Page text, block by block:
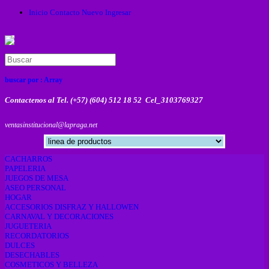
Inicio Contacto Nuevo Ingresar
buscar por : Array
Contactenos al Tel. (+57) (604) 512 18 52 Cel_3103769327
ventasinstitucional@lapraga.net
CACHARROS
PAPELERIA
JUEGOS DE MESA
ASEO PERSONAL
HOGAR
ACCESORIOS DISFRAZ Y HALLOWEN
CARNAVAL Y DECORACIONES
JUGUETERIA
RECORDATORIOS
DULCES
DESECHABLES
COSMETICOS Y BELLEZA